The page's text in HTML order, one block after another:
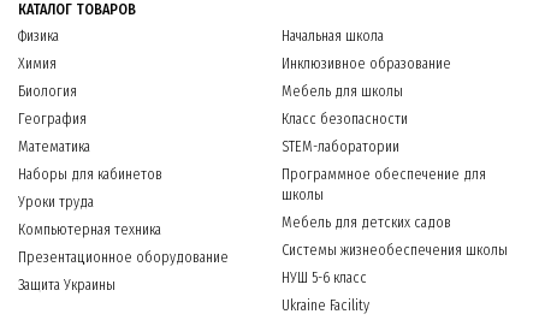
КАТАЛОГ ТОВАРОВ
Физика
Химия
Биология
География
Математика
Наборы для кабинетов
Уроки труда
Компьютерная техника
Презентационное оборудование
Защита Украины
Начальная школа
Инклюзивное образование
Мебель для школы
Класс безопасности
STEM-лаборатории
Программное обеспечение для
школы
Мебель для детских садов
Системы жизнеобеспечения школы
НУШ 5-6 класс
Ukraine Facility